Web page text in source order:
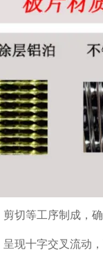
切等工序制成，
现十字交叉流动